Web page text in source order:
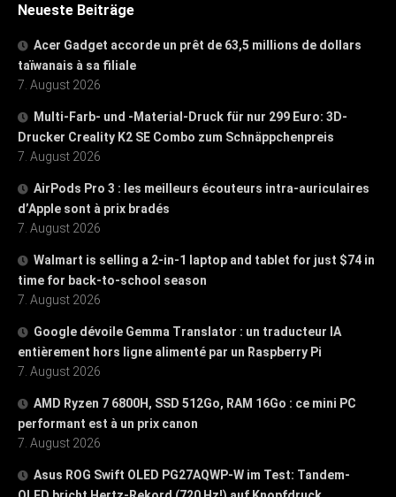
Neueste Beiträge
Acer Gadget accorde un prêt de 63,5 millions de dollars
taïwanais à sa filiale
7. August 2026
Multi-Farb- und -Material-Druck für nur 299 Euro: 3D-
Drucker Creality K2 SE Combo zum Schnäppchenpreis
7. August 2026
AirPods Pro 3 : les meilleurs écouteurs intra-auriculaires
d’Apple sont à prix bradés
7. August 2026
Walmart is selling a 2-in-1 laptop and tablet for just $74 in
time for back-to-school season
7. August 2026
Google dévoile Gemma Translator : un traducteur IA
entièrement hors ligne alimenté par un Raspberry Pi
7. August 2026
AMD Ryzen 7 6800H, SSD 512Go, RAM 16Go : ce mini PC
performant est à un prix canon
7. August 2026
Asus ROG Swift OLED PG27AQWP-W im Test: Tandem-